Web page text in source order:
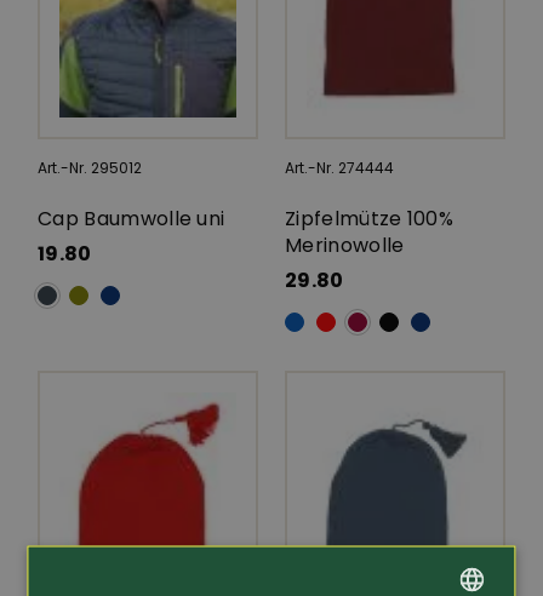
Art.-Nr. 295012
Cap Baumwolle uni
19.80
Art.-Nr. 274444
Zipfelmütze 100%
Merinowolle
29.80